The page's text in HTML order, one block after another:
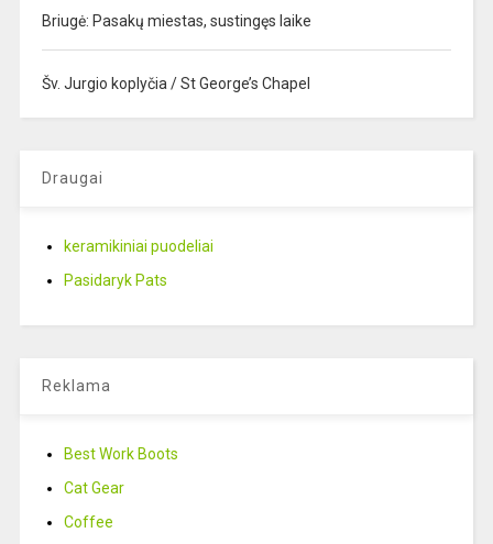
Briugė: Pasakų miestas, sustingęs laike
Šv. Jurgio koplyčia / St George’s Chapel
Draugai
keramikiniai puodeliai
Pasidaryk Pats
Reklama
Best Work Boots
Cat Gear
Coffee